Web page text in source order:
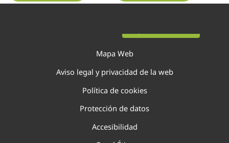
Mapa Web
Aviso legal y privacidad de la web
Política de cookies
Protección de datos
Accesibilidad